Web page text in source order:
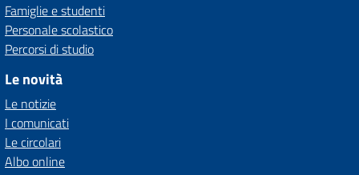
Famiglie e studenti
Personale scolastico
Percorsi di studio
Le novità
Le notizie
I comunicati
Le circolari
Albo online